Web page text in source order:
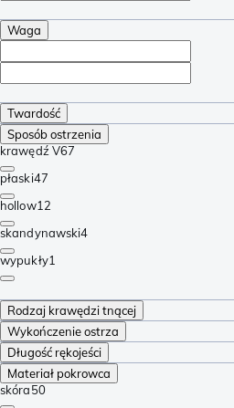
Waga
Twardość
Sposób ostrzenia
krawędź V67
płaski47
hollow12
skandynawski4
wypukły1
Rodzaj krawędzi tnącej
Wykończenie ostrza
Długość rękojeści
Materiał pokrowca
skóra50